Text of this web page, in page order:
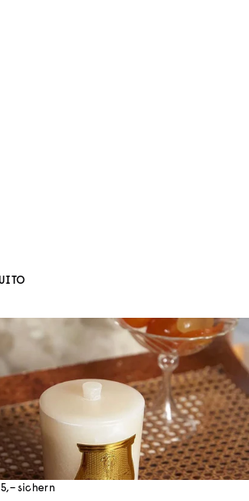
sichern